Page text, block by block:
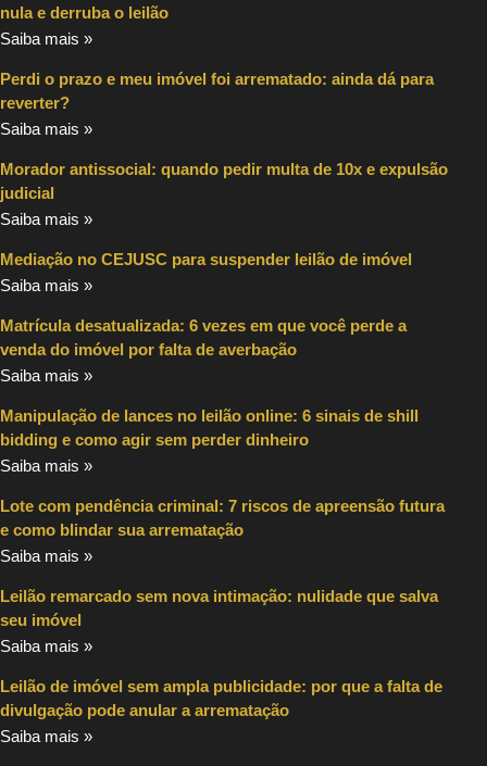
nula e derruba o leilão
Saiba mais »
Perdi o prazo e meu imóvel foi arrematado: ainda dá para
reverter?
Saiba mais »
Morador antissocial: quando pedir multa de 10x e expulsão
judicial
Saiba mais »
Mediação no CEJUSC para suspender leilão de imóvel
Saiba mais »
Matrícula desatualizada: 6 vezes em que você perde a
venda do imóvel por falta de averbação
Saiba mais »
Manipulação de lances no leilão online: 6 sinais de shill
bidding e como agir sem perder dinheiro
Saiba mais »
Lote com pendência criminal: 7 riscos de apreensão futura
e como blindar sua arrematação
Saiba mais »
Leilão remarcado sem nova intimação: nulidade que salva
seu imóvel
Saiba mais »
Leilão de imóvel sem ampla publicidade: por que a falta de
divulgação pode anular a arrematação
Saiba mais »